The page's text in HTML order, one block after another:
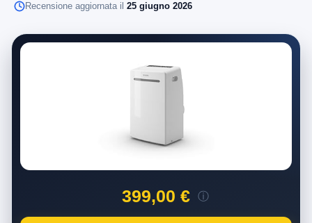
Recensione aggiornata il 25 giugno 2026
399,00 € ⓘ